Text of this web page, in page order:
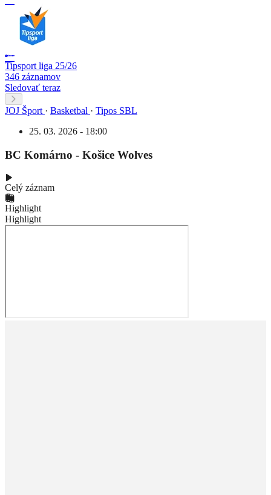
Tipsport liga 25/26
346 záznamov
Sledovať teraz
JOJ Šport · Basketbal · Tipos SBL
25. 03. 2026 - 18:00
BC Komárno - Košice Wolves
Celý záznam
Highlight
Highlight